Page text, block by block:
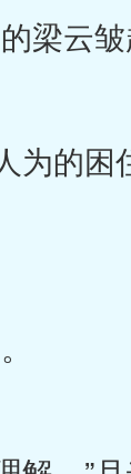
云皱
的困